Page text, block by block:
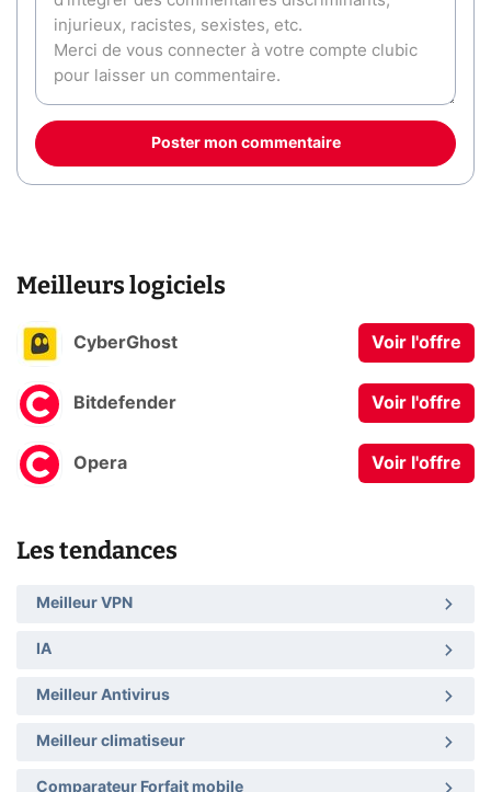
Poster mon commentaire
Meilleurs logiciels
CyberGhost Voir l'offre
Bitdefender Voir l'offre
Opera Voir l'offre
Les tendances
Meilleur VPN
IA
Meilleur Antivirus
Meilleur climatiseur
Comparateur Forfait mobile